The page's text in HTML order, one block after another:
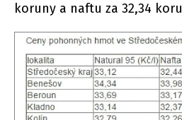
koruny a naftu za 32,34